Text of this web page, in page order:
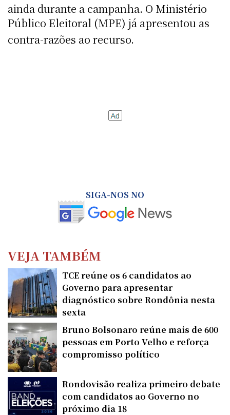
ainda durante a campanha. O Ministério
Público Eleitoral (MPE) já apresentou as
contra-razões ao recurso.
SIGA-NOS NO
VEJA TAMBÉM
TCE reúne os 6 candidatos ao
Governo para apresentar
diagnóstico sobre Rondônia nesta
sexta
Bruno Bolsonaro reúne mais de 600
pessoas em Porto Velho e reforça
compromisso político
Rondovisão realiza primeiro debate
com candidatos ao Governo no
próximo dia 18